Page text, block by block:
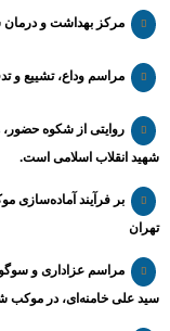
مرکز بهداشت و درمان
مراسم وداع، تشییع و
روایتی از شکوه
شهید انقلاب اسلامی است.
بر فرآیند آماده‌سازی
تهران
مراسم عزاداری و
سید علی خامنه‌ای، در موکب